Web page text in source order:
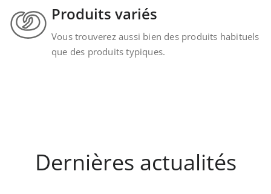
Produits variés
Vous trouverez aussi bien des produits habituels
que des produits typiques.
Dernières actualités